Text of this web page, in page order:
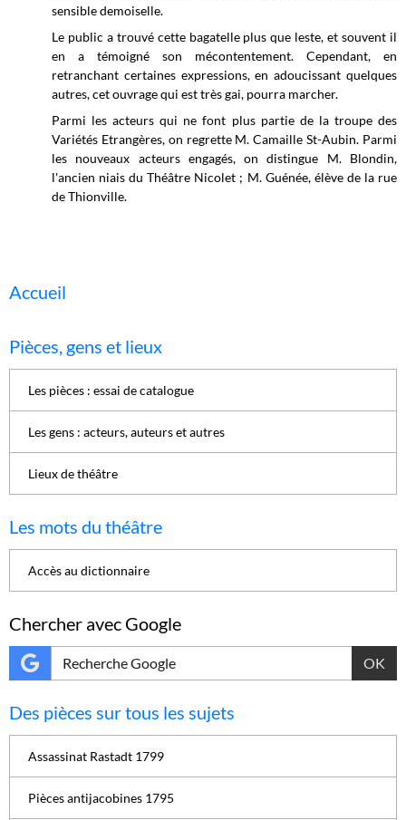
sensible demoiselle.
Le public a trouvé cette bagatelle plus que leste, et souvent il
en a témoigné son mécontentement. Cependant, en
retranchant certaines expressions, en adoucissant quelques
autres, cet ouvrage qui est très gai, pourra marcher.
Parmi les acteurs qui ne font plus partie de la troupe des
Variétés Etrangères, on regrette M. Camaille St-Aubin. Parmi
les nouveaux acteurs engagés, on distingue M. Blondin,
l'ancien niais du Théâtre Nicolet ; M. Guénée, élève de la rue
de Thionville.
Accueil
Pièces, gens et lieux
Les pièces : essai de catalogue
Les gens : acteurs, auteurs et autres
Lieux de théâtre
Les mots du théâtre
Accès au dictionnaire
Chercher avec Google
OK
Des pièces sur tous les sujets
Assassinat Rastadt 1799
Pièces antijacobines 1795